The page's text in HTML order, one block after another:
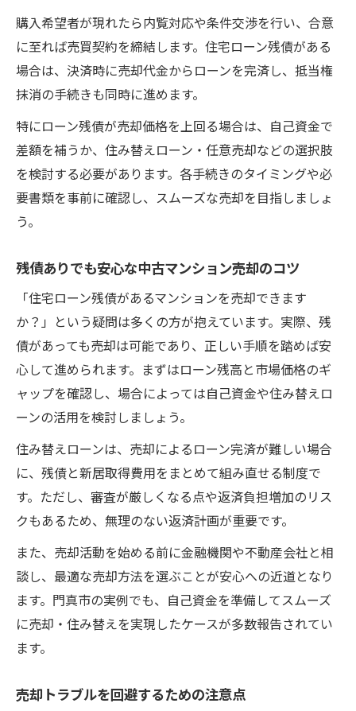
購入希望者が現れたら内覧対応や条件交渉を行い、合意
に至れば売買契約を締結します。住宅ローン残債がある
場合は、決済時に売却代金からローンを完済し、抵当権
抹消の手続きも同時に進めます。
特にローン残債が売却価格を上回る場合は、自己資金で
差額を補うか、住み替えローン・任意売却などの選択肢
を検討する必要があります。各手続きのタイミングや必
要書類を事前に確認し、スムーズな売却を目指しましょ
う。
残債ありでも安心な中古マンション売却のコツ
「住宅ローン残債があるマンションを売却できます
か？」という疑問は多くの方が抱えています。実際、残
債があっても売却は可能であり、正しい手順を踏めば安
心して進められます。まずはローン残高と市場価格のギ
ャップを確認し、場合によっては自己資金や住み替えロ
ーンの活用を検討しましょう。
住み替えローンは、売却によるローン完済が難しい場合
に、残債と新居取得費用をまとめて組み直せる制度で
す。ただし、審査が厳しくなる点や返済負担増加のリス
クもあるため、無理のない返済計画が重要です。
また、売却活動を始める前に金融機関や不動産会社と相
談し、最適な売却方法を選ぶことが安心への近道となり
ます。門真市の実例でも、自己資金を準備してスムーズ
に売却・住み替えを実現したケースが多数報告されてい
ます。
売却トラブルを回避するための注意点